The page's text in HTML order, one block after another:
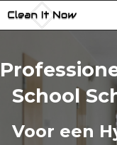
Doorgaan
naar
School
Voor een